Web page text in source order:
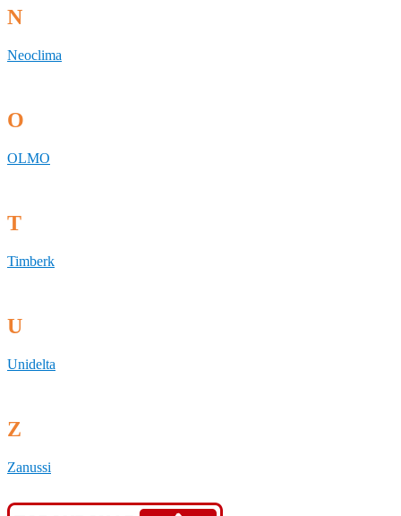
N
Neoclima
O
OLMO
T
Timberk
U
Unidelta
Z
Zanussi